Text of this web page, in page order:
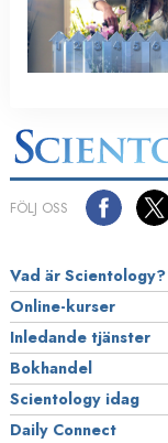
FÖLJ OSS
Vad är Scientology?
Online-kurser
Inledande tjänster
Bokhandel
Scientology idag
Daily Connect